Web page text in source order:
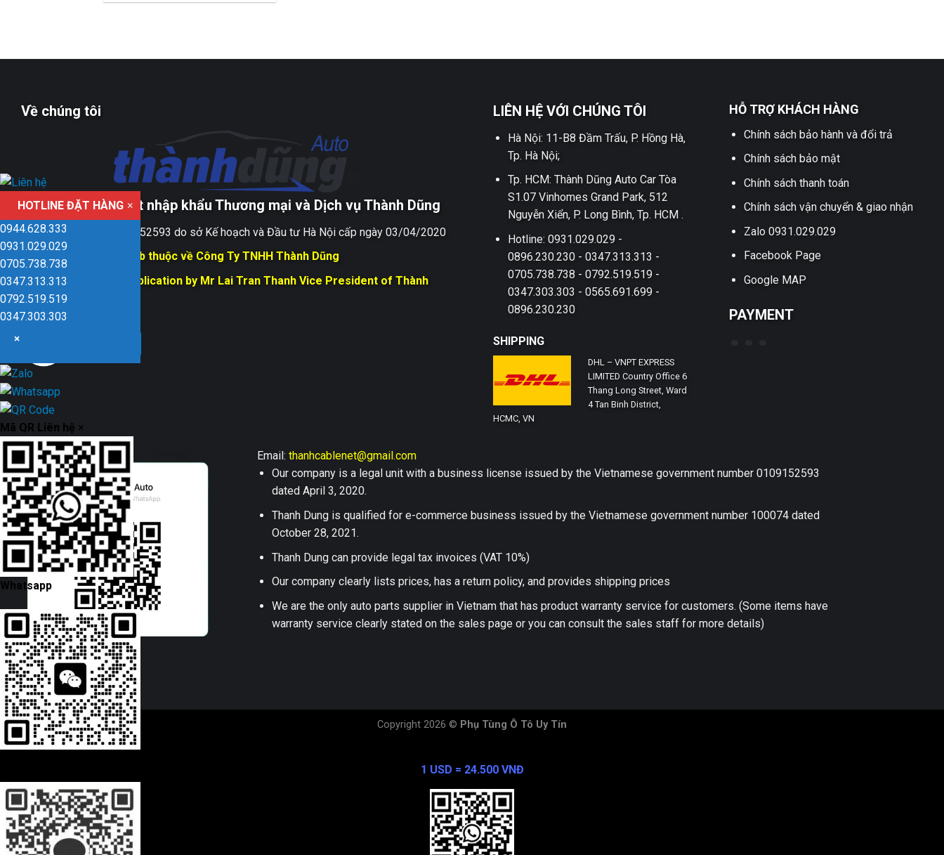
Về chúng tôi
Công ty TNHH xuất nhập khẩu Thương mại và Dịch vụ Thành Dũng
Giấy ĐKKD số 0109152593 do sở Kế hoạch và Đầu tư Hà Nội cấp ngày 03/04/2020
Bản quyền trang web thuộc về Công Ty TNHH Thành Dũng
Responsible for Publication by Mr Lai Tran Thanh Vice President of Thành
Dũng company
LIÊN HỆ VỚI CHÚNG TÔI
Hà Nội: 11-B8 Đầm Trấu, P. Hồng Hà,
Tp. Hà Nội;
Tp. HCM: Thành Dũng Auto Car Tòa
S1.07 Vinhomes Grand Park, 512
Nguyễn Xiển, P. Long Bình, Tp. HCM .
Hotline: 0931.029.029 -
0896.230.230 - 0347.313.313 -
0705.738.738 - 0792.519.519 -
0347.303.303 - 0565.691.699 -
0896.230.230
SHIPPING
DHL – VNPT EXPRESS
LIMITED Country Office 6
Thang Long Street, Ward
4 Tan Binh District,
HCMC, VN
HỖ TRỢ KHÁCH HÀNG
Chính sách bảo hành và đổi trả
Chính sách bảo mật
Chính sách thanh toán
Chính sách vận chuyển & giao nhận
Zalo 0931.029.029
Facebook Page
Google MAP
PAYMENT
Email: thanhcablenet@gmail.com
Our company is a legal unit with a business license issued by the Vietnamese government number 0109152593
dated April 3, 2020.
Thanh Dung is qualified for e-commerce business issued by the Vietnamese government number 100074 dated
October 28, 2021.
Thanh Dung can provide legal tax invoices (VAT 10%)
Our company clearly lists prices, has a return policy, and provides shipping prices
We are the only auto parts supplier in Vietnam that has product warranty service for customers. (Some items have
warranty service clearly stated on the sales page or you can consult the sales staff for more details)
Copyright 2026 © Phụ Tùng Ô Tô Uy Tín
HOTLINE ĐẶT HÀNG ×
0944.628.333
0931.029.029
0705.738.738
0347.313.313
0792.519.519
0347.303.303
×
Mã QR Liên hệ ×
Whatsapp
1 USD = 24.500 VNĐ